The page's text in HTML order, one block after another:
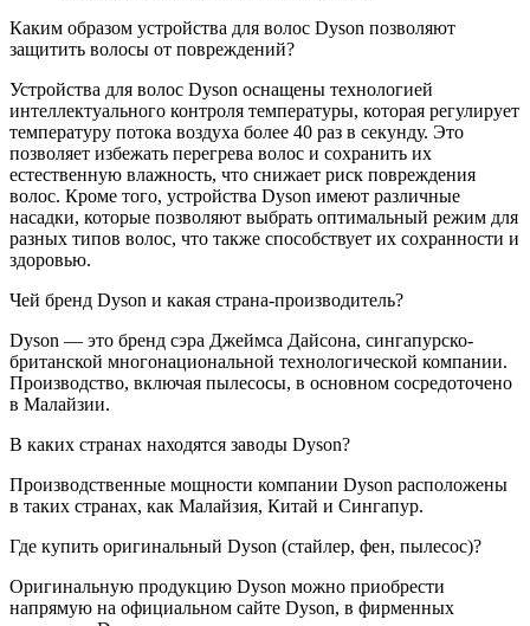
Каким образом устройства для волос Dyson позволяют
защитить волосы от повреждений?
Устройства для волос Dyson оснащены технологией
интеллектуального контроля температуры, которая регулирует
температуру потока воздуха более 40 раз в секунду. Это
позволяет избежать перегрева волос и сохранить их
естественную влажность, что снижает риск повреждения
волос. Кроме того, устройства Dyson имеют различные
насадки, которые позволяют выбрать оптимальный режим для
разных типов волос, что также способствует их сохранности и
здоровью.
Чей бренд Dyson и какая страна-производитель?
Dyson — это бренд сэра Джеймса Дайсона, сингапурско-
британской многонациональной технологической компании.
Производство, включая пылесосы, в основном сосредоточено
в Малайзии.
В каких странах находятся заводы Dyson?
Производственные мощности компании Dyson расположены
в таких странах, как Малайзия, Китай и Сингапур.
Где купить оригинальный Dyson (стайлер, фен, пылесос)?
Оригинальную продукцию Dyson можно приобрести
напрямую на официальном сайте Dyson, в фирменных